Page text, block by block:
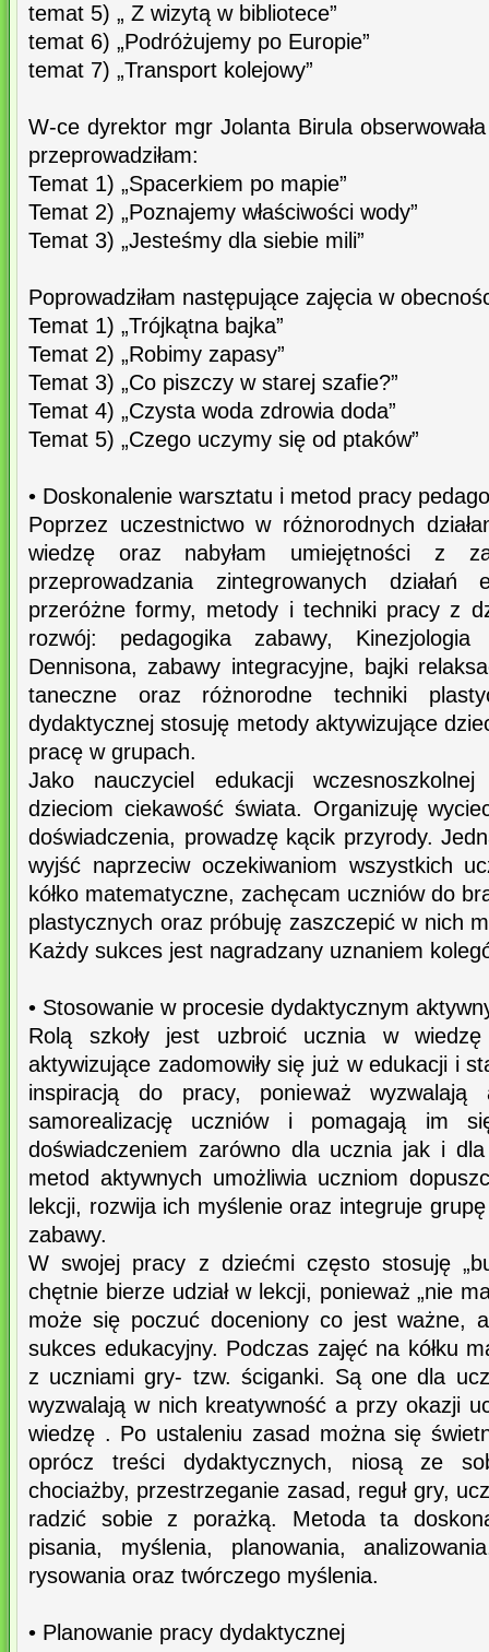
temat 5) „ Z wizytą w bibliotece”
temat 6) „Podróżujemy po Europie”
temat 7) „Transport kolejowy”
W-ce dyrektor mgr Jolanta Birula
przeprowadziłam:
Temat 1) „Spacerkiem po mapie”
Temat 2) „Poznajemy właściwości wody”
Temat 3) „Jesteśmy dla siebie mili”
Poprowadziłam następujące zajęcia w
Temat 1) „Trójkątna bajka”
Temat 2) „Robimy zapasy”
Temat 3) „Co piszczy w starej szafie?”
Temat 4) „Czysta woda zdrowia doda”
Temat 5) „Czego uczymy się od ptaków”
• Doskonalenie warsztatu i metod pracy
Poprzez uczestnictwo w różnorodnych
wiedzę oraz nabyłam umiejętności z
przeprowadzania zintegrowanych działań
przeróżne formy, metody i techniki pracy z
rozwój: pedagogika zabawy, Kinezjologia
Dennisona, zabawy integracyjne, bajki
taneczne oraz różnorodne techniki
dydaktycznej stosuję metody aktywizujące
pracę w grupach.
Jako nauczyciel edukacji
dzieciom ciekawość świata. Organizuję
doświadczenia, prowadzę kącik przyrody.
wyjść naprzeciw oczekiwaniom wszystkich
kółko matematyczne, zachęcam uczniów do
plastycznych oraz próbuję zaszczepić w nich
Każdy sukces jest nagradzany uznaniem
• Stosowanie w procesie dydaktycznym
Rolą szkoły jest uzbroić ucznia w
aktywizujące zadomowiły się już w edukacji i
inspiracją do pracy, ponieważ wyzwalają
samorealizację uczniów i pomagają im
doświadczeniem zarówno dla ucznia jak i
metod aktywnych umożliwia uczniom
lekcji, rozwija ich myślenie oraz integruje
zabawy.
W swojej pracy z dziećmi często stosuję
chętnie bierze udział w lekcji, ponieważ „nie
może się poczuć doceniony co jest ważne,
sukces edukacyjny. Podczas zajęć na kółku
z uczniami gry- tzw. ściganki. Są one dla
wyzwalają w nich kreatywność a przy okazji
wiedzę . Po ustaleniu zasad można się
oprócz treści dydaktycznych, niosą ze
chociażby, przestrzeganie zasad, reguł gry,
radzić sobie z porażką. Metoda ta
pisania, myślenia, planowania,
rysowania oraz twórczego myślenia.
• Planowanie pracy dydaktycznej